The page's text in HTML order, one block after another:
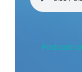
Podcast